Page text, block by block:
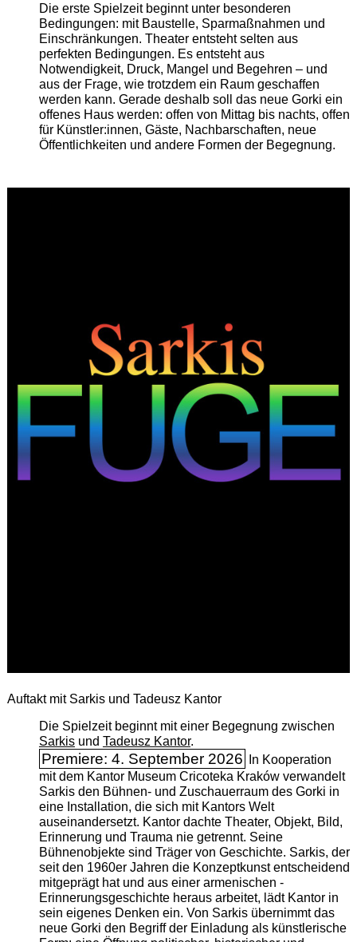
Die erste Spielzeit beginnt unter besonderen
Bedingungen: mit Baustelle, Sparmaßnahmen und
Einschränkungen. Theater entsteht selten aus
perfekten Bedingungen. Es entsteht aus
Notwendigkeit, Druck, Mangel und Begehren – und
aus der Frage, wie trotzdem ein Raum geschaffen
werden kann. Gerade deshalb soll das neue Gorki ein
offenes Haus werden: offen von Mittag bis nachts, offen
für Künstler:innen, Gäste, Nachbarschaften, neue
Öffentlichkeiten und andere Formen der Begegnung.
Auftakt mit Sarkis und Tadeusz Kantor
Die Spielzeit beginnt mit einer Begegnung zwischen
Sarkisund Tadeusz Kantor.
Premiere: 4. September 2026
In Kooperation
mit dem Kantor Museum Cricoteka Kraków verwandelt
Sarkis den Bühnen- und Zuschauerraum des Gorki in
eine Installation, die sich mit Kantors Welt
auseinandersetzt. Kantor dachte Theater, Objekt, Bild,
Erinnerung und Trauma nie getrennt. Seine
Bühnenobjekte sind Träger von Geschichte. Sarkis, der
seit den 1960er Jahren die Konzeptkunst entscheidend
mitgeprägt hat und aus einer armenischen ­
Erinnerungsgeschichte heraus arbeitet, lädt Kantor in
sein eigenes Denken ein. Von Sarkis übernimmt das
neue Gorki den Begriff der Einladung als künstlerische